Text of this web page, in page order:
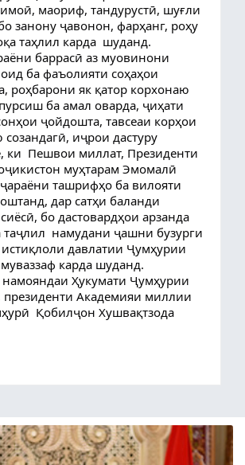
маориф, тандурустӣ, шуғли
занону ҷавонон, фарҳанг, роҳу
таҳлил карда  шуданд.
ба фаъолияти соҳаҳои
роҳбарони як қатор корхонаю
ба амал оварда, ҷиҳати
ҷойдошта, тавсеаи корҳои
иҷрои дастуру
ки  Пешвои миллат, Президенти
муҳтарам Эмомалӣ
ташрифҳо ба вилояти
дар сатҳи баланди
бо дастовардҳои арзанда
таҷлил  намудани ҷашни бузурги
давлатии Ҷумҳурии
карда шуданд.
президенти Академияи миллии
Қобилҷон Хушвақтзода